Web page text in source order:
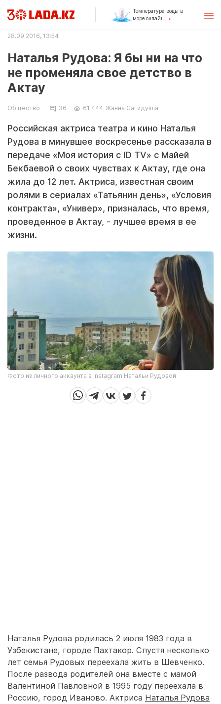
Температура воды в
море онлайн
28.09.2016, 13:54
Наталья Рудова: Я бы ни на что
не променяла свое детство в
Актау
Общество 36 61 444 Жанна Сагидулла
Российская актриса театра и кино Наталья
Рудова в минувшее воскресенье рассказала в
передаче «Моя история с ID TV» с Майей
Бекбаевой о своих чувствах к Актау, где она
жила до 12 лет. Актриса, известная своим
ролями в сериалах «Татьянин день», «Условия
контракта», «Универ», призналась, что время,
проведенное в Актау, - лучшее время в ее
жизни.
Фото из личного аккаунта в Instagram Натальи Рудовой
Наталья Рудова родилась 2 июля 1983 года в
Узбекистане, городе Пахтакор. Спустя несколько
лет семья Рудовых переехала жить в Шевченко.
После развода родителей она вместе с мамой
Валентиной Павловной в 1995 году переехала в
Россию, город Иваново. Актриса Наталья Рудова